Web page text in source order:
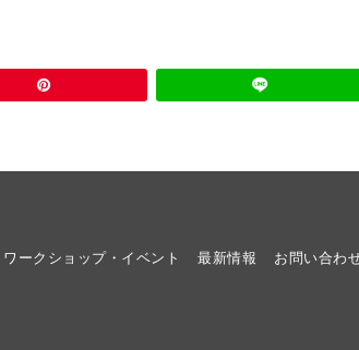
ワークショップ・イベント 最新情報 お問い合わ